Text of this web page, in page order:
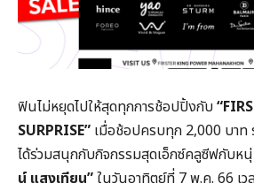
ฟินไม่หยุดไปให้สุดทุกการช้อปปิ้งกับ
SURPRISE” เมื่อช้อปครบทุก 2,000 บา
ได้ร่วมสนุกกับกิจกรรมสุดเอ็กซ์คลูซีฟกับห
น์ แสงเทียน”ในวันอาทิตย์ที่ 7 พ.ค. 66 เว